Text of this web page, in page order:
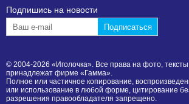
Подпишиcь на новости
© 2004-2026 «Иголочка». Все права на фото,
принадлежат фирме «Гамма».
Полное или частичное копирование,
или использование в любой форме, цитирование
разрешения правообладателя запрещено.